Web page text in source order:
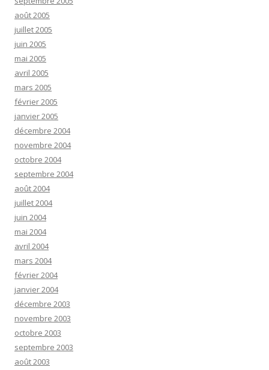
août 2005
juillet 2005
juin 2005
mai 2005
avril 2005
mars 2005
février 2005
janvier 2005
décembre 2004
novembre 2004
octobre 2004
septembre 2004
août 2004
juillet 2004
juin 2004
mai 2004
avril 2004
mars 2004
février 2004
janvier 2004
décembre 2003
novembre 2003
octobre 2003
septembre 2003
août 2003